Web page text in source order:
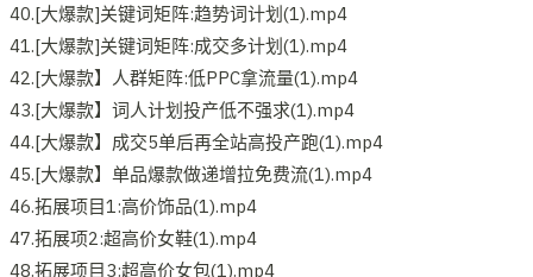
40.[大爆款]关键词矩阵:趋势词计划(1).mp4
41.[大爆款]关键词矩阵:成交多计划(1).mp4
42.[大爆款】人群矩阵:低PPC拿流量(1).mp4
43.[大爆款】词人计划投产低不强求(1).mp4
44.[大爆款】成交5单后再全站高投产跑(1).mp4
45.[大爆款】单品爆款做递增拉免费流(1).mp4
46.拓展项目1:高价饰品(1).mp4
47.拓展项2:超高价女鞋(1).mp4
48.拓展项目3:超高价女包(1).mp4